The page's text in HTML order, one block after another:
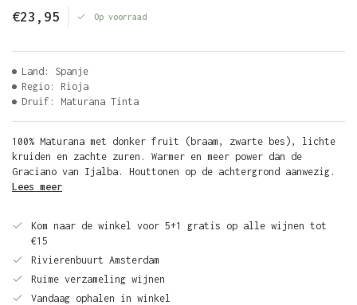
€23,95 Op voorraad
Land: Spanje
Regio: Rioja
Druif: Maturana Tinta
100% Maturana met donker fruit (braam, zwarte bes), lichte
kruiden en zachte zuren. Warmer en meer power dan de
Graciano van Ijalba. Houttonen op de achtergrond aanwezig.
Lees meer
Kom naar de winkel voor 5+1 gratis op alle wijnen tot
€15
Rivierenbuurt Amsterdam
Ruime verzameling wijnen
Vandaag ophalen in winkel